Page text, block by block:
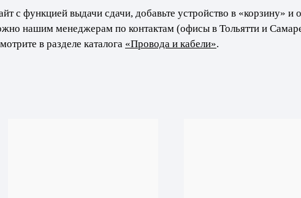
с функцией выдачи сдачи, добавьте устройство в «корзину»
нашим менеджерам по контактам (офисы в Тольятти и
в разделе каталога «Провода и кабели».